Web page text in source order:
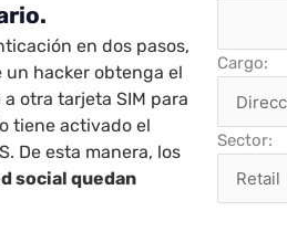
en dos pasos,
un hacker obtenga el
otra tarjeta SIM para
tiene activado el
De esta manera, los
social quedan
Cargo:
Sector: